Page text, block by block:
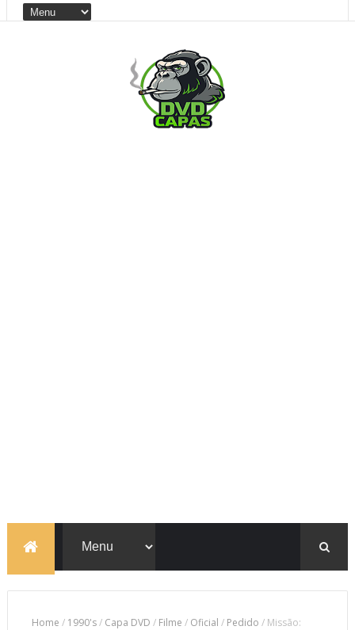
Home / 1990's/ Capa DVD / Filme / Oficial / Pedido / Missão: